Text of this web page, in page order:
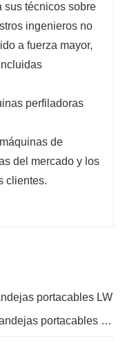
sus técnicos sobre
ingenieros no
a fuerza mayor,
perfiladoras
de
del mercado y los
clientes.
portacables LW
próximo : Línea de producción de bandejas portacables LW